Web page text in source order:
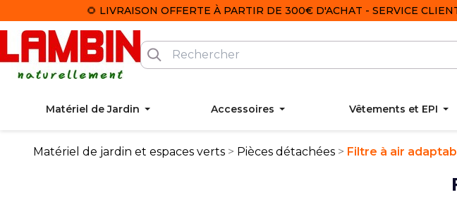
🌻 LIVRAISON OFFERTE À PARTIR DE 300€ D'ACHAT - SERVICE
Matériel de Jardin Accessoires Vêtements et EPI
Matériel de jardin et espaces verts Pièces détachées Filtre à air